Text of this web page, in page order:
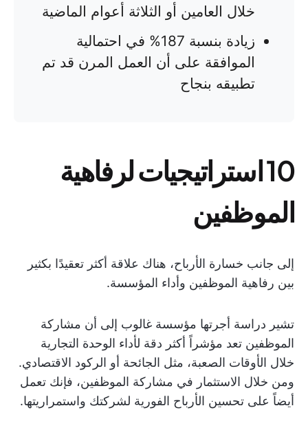
خلال العامين أو الثلاثة أعوام الماضية
زيادة بنسبة 187% في احتمالية
الموافقة على أن العمل المرن قد تم
تطبيقه بنجاح
10 استراتيجيات لرفاهية
الموظفين
إلى جانب خسارة الأرباح، هناك علاقة أكثر تعقيدًا بكثير
بين رفاهية الموظفين وأداء المؤسسة.
تشير دراسة أجرتها مؤسسة غالوب إلى أن مشاركة
الموظفين تعد مؤشراً أكثر دقة لأداء الوحدة التجارية
خلال الأوقات الصعبة، مثل الجائحة أو الركود الاقتصادي.
ومن خلال الاستثمار في مشاركة الموظفين، فإنك تعمل
أيضاً على تحسين الأرباح الفورية لشركتك واستمراريتها.